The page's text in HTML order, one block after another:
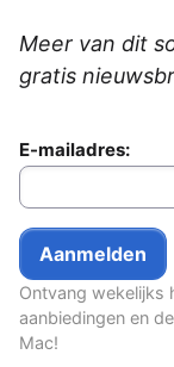
Meer van dit
gratis
E-mailadres:
Ontvang wekelijks
aanbiedingen en
Mac!